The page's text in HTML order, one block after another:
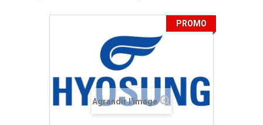
PROMO
Agrandir l'image